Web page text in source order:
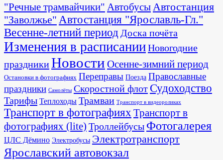
"Речные трамвайчики" АвтобусыАвтостанция
"Заволжье" Автостанция "Ярославль-Гл."
Весенне-летний период Доска почёта
Изменения в расписанииНовогодние
праздникиНовости Осенне-зимний период
Остановки в фотографиях Переправы Поезда Православные
праздники Самолёты Скоростной флот Судоходство
Тарифы Теплоходы Трамваи Транспорт в видеороликах
Транспорт в фотографияхТранспорт в
фотографиях (lite) Троллейбусы Фотогалерея
ЦЛС Дёмино Электробусы Электротранспорт
Ярославский автовокзал